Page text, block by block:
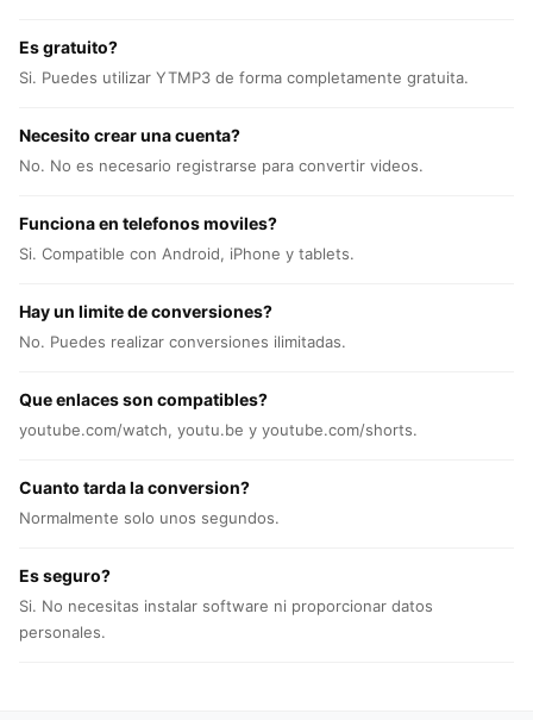
Es gratuito?
Si. Puedes utilizar YTMP3 de forma completamente gratuita.
Necesito crear una cuenta?
No. No es necesario registrarse para convertir videos.
Funciona en telefonos moviles?
Si. Compatible con Android, iPhone y tablets.
Hay un limite de conversiones?
No. Puedes realizar conversiones ilimitadas.
Que enlaces son compatibles?
youtube.com/watch, youtu.be y youtube.com/shorts.
Cuanto tarda la conversion?
Normalmente solo unos segundos.
Es seguro?
Si. No necesitas instalar software ni proporcionar datos
personales.